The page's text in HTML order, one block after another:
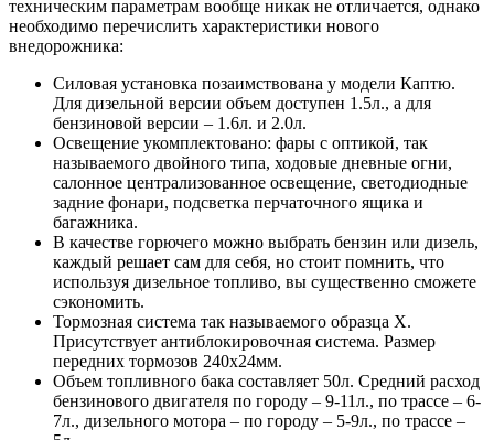
техническим параметрам вообще никак не отличается, однако
необходимо перечислить характеристики нового
внедорожника:
Силовая установка позаимствована у модели Каптю.
Для дизельной версии объем доступен 1.5л., а для
бензиновой версии – 1.6л. и 2.0л.
Освещение укомплектовано: фары с оптикой, так
называемого двойного типа, ходовые дневные огни,
салонное централизованное освещение, светодиодные
задние фонари, подсветка перчаточного ящика и
багажника.
В качестве горючего можно выбрать бензин или дизель,
каждый решает сам для себя, но стоит помнить, что
используя дизельное топливо, вы существенно сможете
сэкономить.
Тормозная система так называемого образца Х.
Присутствует антиблокировочная система. Размер
передних тормозов 240х24мм.
Объем топливного бака составляет 50л. Средний расход
бензинового двигателя по городу – 9-11л., по трассе – 6-
7л., дизельного мотора – по городу – 5-9л., по трассе –